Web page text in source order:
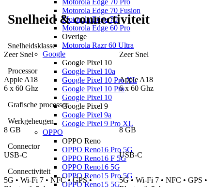
Motorola Edge 70 Pro
Motorola Edge 70 Fusion
Motorola Edge 70
Motorola Edge 60 Pro
Overige
Motorola Razr 60 Ultra
Google
Google Pixel 10
Google Pixel 10a
Google Pixel 10 Pro XL
Google Pixel 10 Pro
Google Pixel 10
Google Pixel 9
Google Pixel 9a
Google Pixel 9 Pro XL
OPPO
OPPO Reno
OPPO Reno16 Pro 5G
OPPO Reno16 F 5G
OPPO Reno16 5G
OPPO Reno15 Pro 5G
OPPO Reno15 5G
Snelheid & connectiviteit
Snelheidsklasse
Zeer Snel
Zeer Snel
Processor
Apple A18
6 x 60 Ghz
Apple A18
6x 60 Ghz
Grafische processor
Werkgeheugen
8 GB
8 GB
Connector
USB-C
USB-C
Connectiviteit
5G • Wi-Fi 7 • NFC • GPS •
5G • Wi-Fi 7 • NFC • GPS •